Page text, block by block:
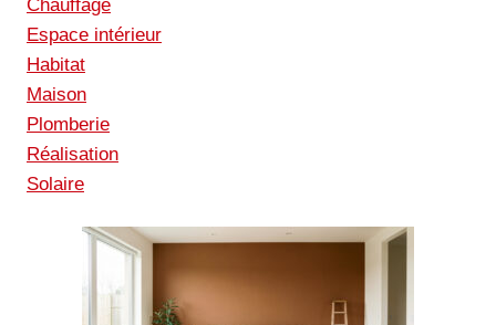
Chauffage
Espace intérieur
Habitat
Maison
Plomberie
Réalisation
Solaire